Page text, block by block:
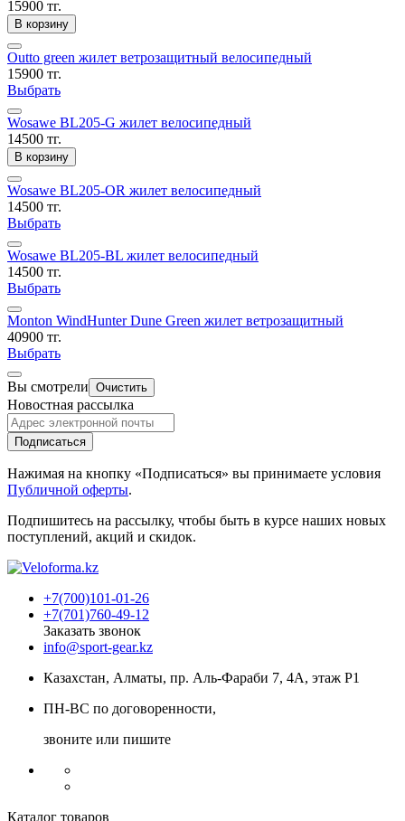
15900 тг.
В корзину
Outto green жилет ветрозащитный велосипедный
15900 тг.
Выбрать
Wosawe BL205-G жилет велосипедный
14500 тг.
В корзину
Wosawe BL205-OR жилет велосипедный
14500 тг.
Выбрать
Wosawe BL205-BL жилет велосипедный
14500 тг.
Выбрать
Monton WindHunter Dune Green жилет ветрозащитный
40900 тг.
Выбрать
Вы смотрели Очистить
Новостная рассылка
Подписаться
Нажимая на кнопку «Подписаться» вы принимаете условия
Публичной оферты.
Подпишитесь на рассылку, чтобы быть в курсе наших новых
поступлений, акций и скидок.
+7(700)101-01-26
+7(701)760-49-12
Заказать звонок
info@sport-gear.kz
Казахстан, Алматы, пр. Аль-Фараби 7, 4А, этаж Р1
ПН-ВС по договоренности,
звоните или пишите
Каталог товаров